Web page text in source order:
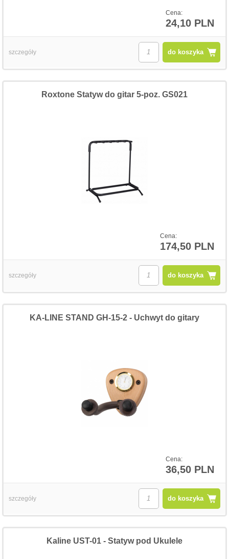
Cena:
24,10 PLN
do koszyka
szczegóły
Cena:
174,50 PLN
Roxtone Statyw do gitar 5-poz. GS021
do koszyka
szczegóły
Cena:
36,50 PLN
KA-LINE STAND GH-15-2 - Uchwyt do gitary
do koszyka
szczegóły
Kaline UST-01 - Statyw pod Ukulele